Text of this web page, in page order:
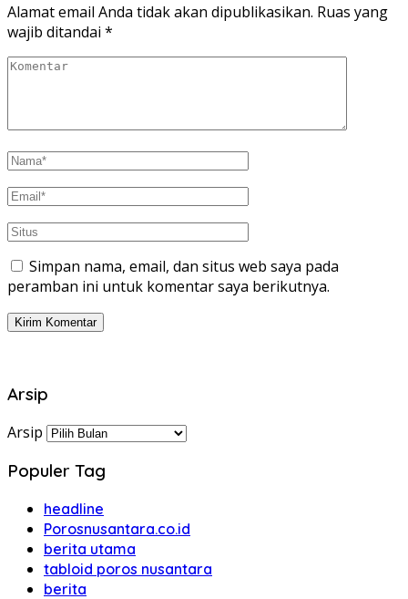
Alamat email Anda tidak akan dipublikasikan. Ruas yang
wajib ditandai *
Simpan nama, email, dan situs web saya pada
peramban ini untuk komentar saya berikutnya.
Arsip
Arsip
Populer Tag
headline
Porosnusantara.co.id
berita utama
tabloid poros nusantara
berita